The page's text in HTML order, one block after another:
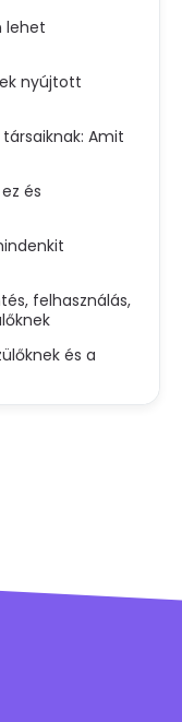
lehet
nyújtott
Amit
és
felhasználás,
és a